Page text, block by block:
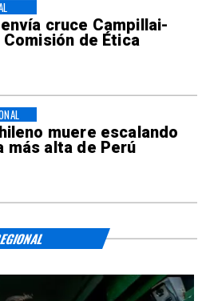
cruce Campillai-
Comisión de Ética
muere escalando
más alta de Perú